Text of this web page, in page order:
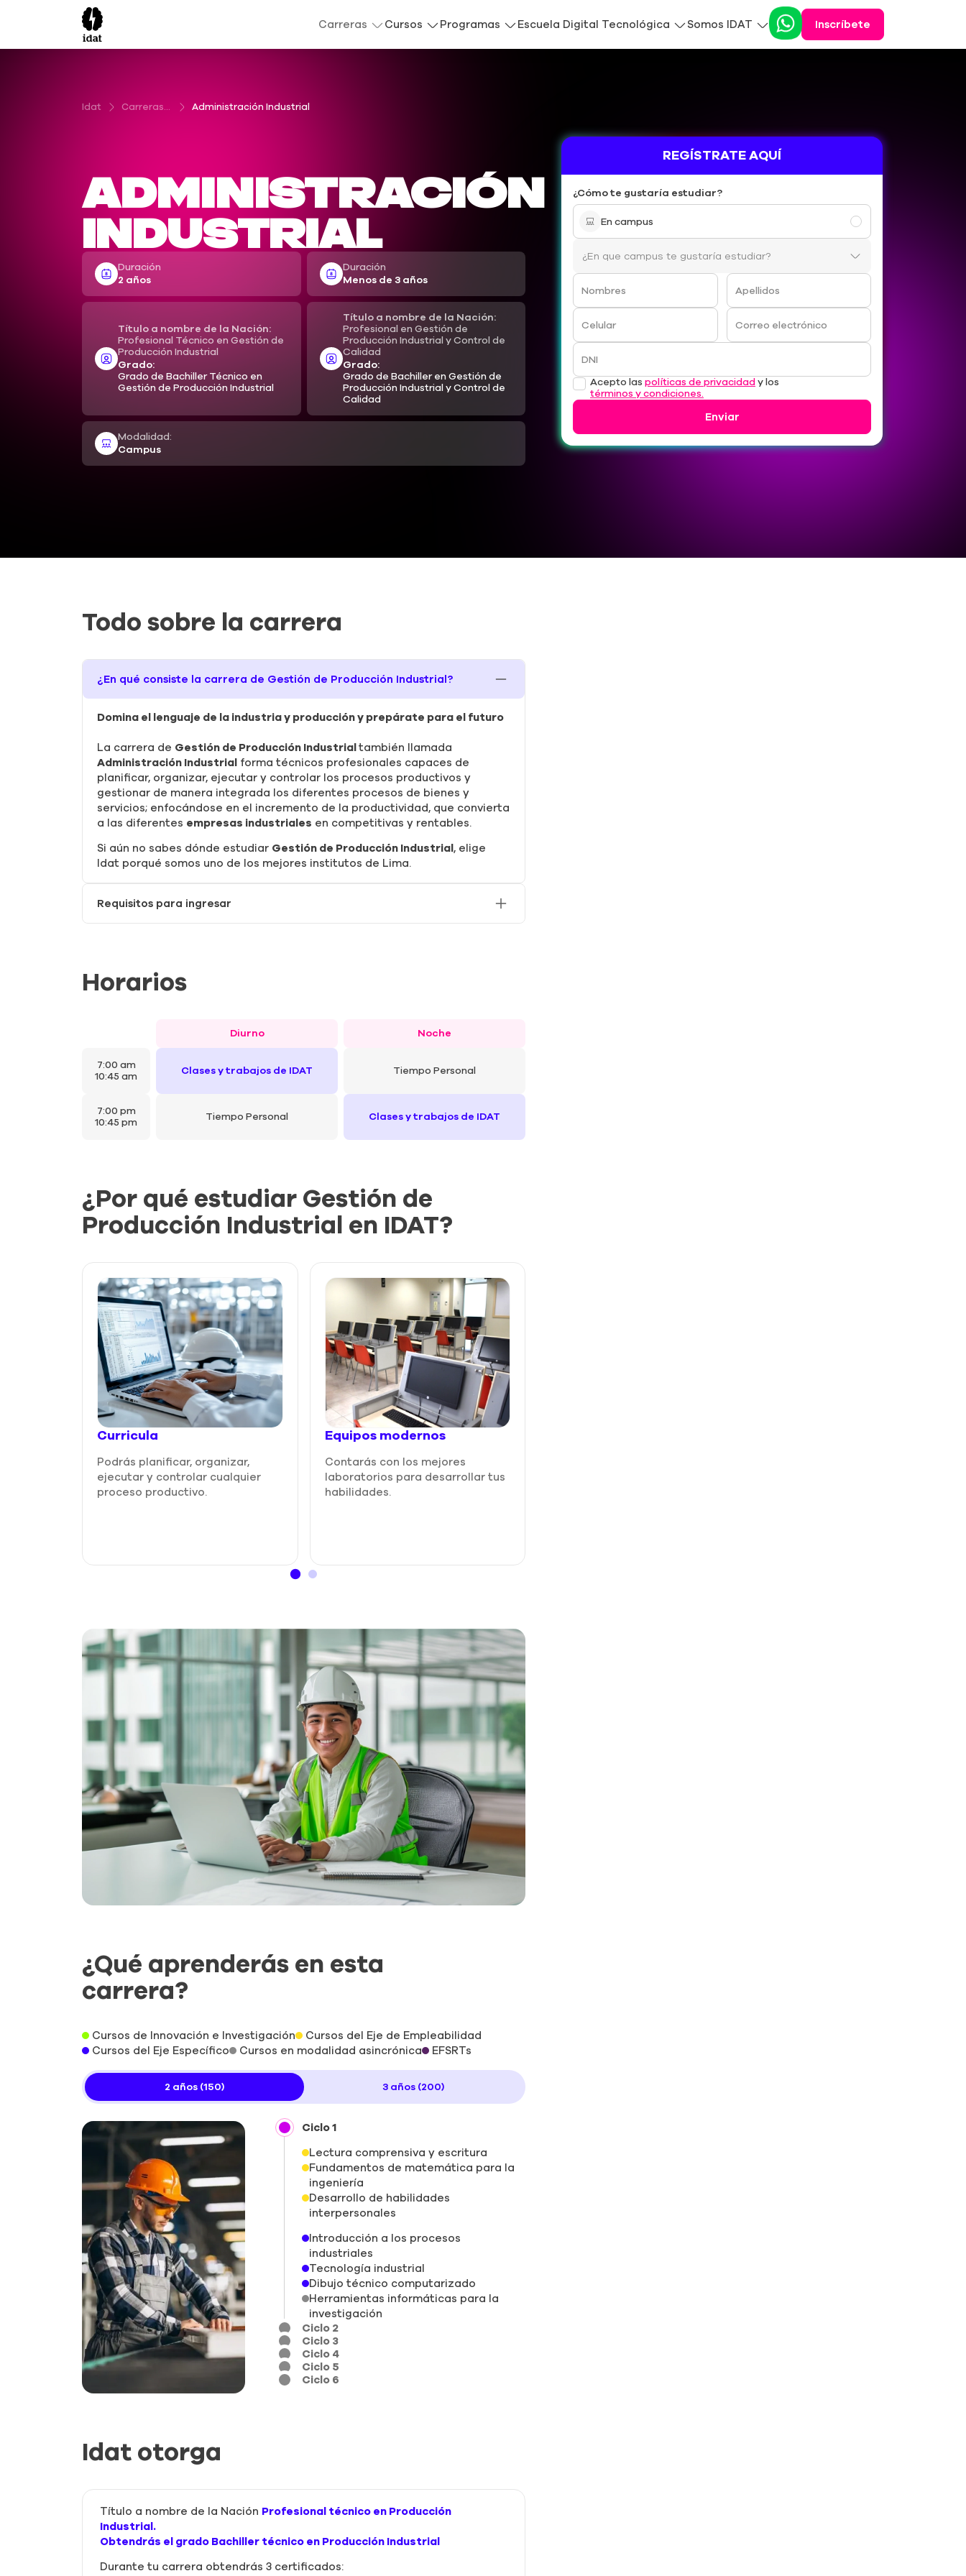
Carreras Cursos Programas Escuela Digital Tecnológica Somos IDAT Inscríbete
Idat Carreras Profesionales Técnicas Administración Industrial
Administración
Industrial
Duración
2 años
Duración
Menos de 3 años
Título a nombre de la Nación:
Profesional Técnico en Gestión de
Producción Industrial
Grado:
Grado de Bachiller Técnico en
Gestión de Producción Industrial
Título a nombre de la Nación:
Profesional en Gestión de
Producción Industrial y Control de
Calidad
Grado:
Grado de Bachiller en Gestión de
Producción Industrial y Control de
Calidad
Modalidad:
Campus
Todo sobre la carrera
¿En qué consiste la carrera de Gestión de Producción Industrial?
Domina el lenguaje de la industria y producción y prepárate para el futuro
La carrera de Gestión de Producción Industrialtambién llamada
Administración Industrial forma técnicos profesionales capaces de
planificar, organizar, ejecutar y controlar los procesos productivos y
gestionar de manera integrada los diferentes procesos de bienes y
servicios; enfocándose en el incremento de la productividad, que convierta
a las diferentes empresas industriales en competitivas y rentables.
Si aún no sabes dónde estudiar Gestión de Producción Industrial, elige
Idat porqué somos uno de los mejores institutos de Lima.
Requisitos para ingresar
Horarios
7:00 am
10:45 am
7:00 pm
10:45 pm
Diurno
Clases y trabajos de IDAT
Tiempo Personal
Noche
Tiempo Personal
Clases y trabajos de IDAT
¿Por qué estudiar Gestión de
Producción Industrial en IDAT?
Curricula
Podrás planificar, organizar,
ejecutar y controlar cualquier
proceso productivo.
Equipos modernos
Contarás con los mejores
laboratorios para desarrollar tus
habilidades.
¿Qué aprenderás en esta
carrera?
Cursos de Innovación e Investigación
Cursos del Eje de Empleabilidad
Cursos del Eje Específico
Cursos en modalidad asincrónica EFSRTs
2 años (150) 3 años (200)
Ciclo 1
Lectura comprensiva y escritura
Fundamentos de matemática para la
ingeniería
Desarrollo de habilidades
interpersonales
Introducción a los procesos
industriales
Tecnología industrial
Dibujo técnico computarizado
Herramientas informáticas para la
investigación
Ciclo 2
Ciclo 3
Ciclo 4
Ciclo 5
Ciclo 6
Idat otorga
Título a nombre de la Nación Profesional técnico en Producción
Industrial.
Obtendrás el grado Bachiller técnico en Producción Industrial
Durante tu carrera obtendrás 3 certificados:
REGÍSTRATE AQUÍ
¿Cómo te gustaría estudiar?
En campus
Nombres Apellidos
Celular Correo electrónico
DNI
Acepto las políticas de privacidady los
términos y condiciones.
Enviar